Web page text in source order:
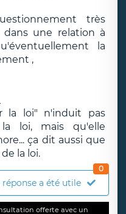
très
dans une relation à
la
,
la loi" n'induit pas
loi, mais qu'elle
ça dit aussi que
la loi.
réponse a été utile
0
offerte avec un